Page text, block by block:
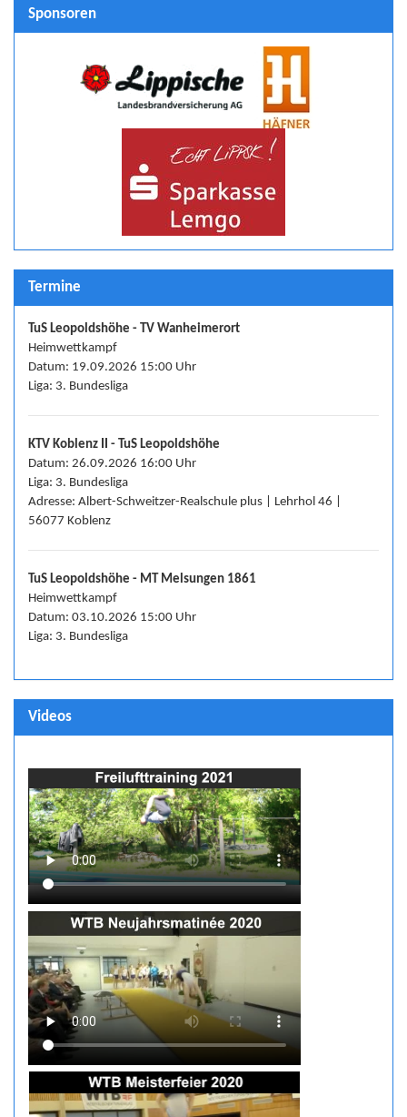
Sponsoren
Termine
TuS Leopoldshöhe - TV Wanheimerort
Heimwettkampf
Datum: 19.09.2026 15:00 Uhr
Liga: 3. Bundesliga
KTV Koblenz II - TuS Leopoldshöhe
Datum: 26.09.2026 16:00 Uhr
Liga: 3. Bundesliga
Adresse: Albert-Schweitzer-Realschule plus | Lehrhol 46 |
56077 Koblenz
TuS Leopoldshöhe - MT Melsungen 1861
Heimwettkampf
Datum: 03.10.2026 15:00 Uhr
Liga: 3. Bundesliga
Videos